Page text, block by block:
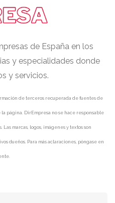
de España en los
y especialidades donde
y servicios.
de terceros recuperada de fuentes de
página. DirEmpresa no se hace responsable
marcas, logos, imágenes y textos son
dueños. Para más aclaraciones, póngase en